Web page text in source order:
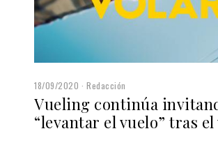
18/09/2020 Redacción
Vueling continúa
“levantar el vuelo” tras